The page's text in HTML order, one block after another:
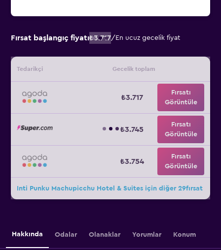
Fırsat başlangıç fiyatı₺3.717/ En ucuz gecelik fiyat
Tedarikçi Gecelik toplam
₺3.717
Fırsatı
Görüntüle
₺3.745
Fırsatı
Görüntüle
₺3.754
Fırsatı
Görüntüle
Inti Punku Machupicchu Hotel & Suites için diğer 29fırsat
Hakkında Odalar Olanaklar Yorumlar Konum